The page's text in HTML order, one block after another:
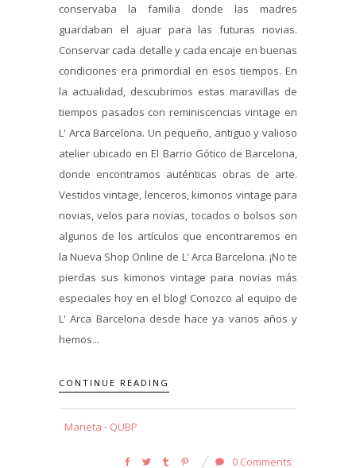
conservaba la familia donde las madres
guardaban el ajuar para las futuras novias.
Conservar cada detalle y cada encaje en buenas
condiciones era primordial en esos tiempos. En
la actualidad, descubrimos estas maravillas de
tiempos pasados con reminiscencias vintage en
L' Arca Barcelona. Un pequeño, antiguo y valioso
atelier ubicado en El Barrio Gótico de Barcelona,
donde encontramos auténticas obras de arte.
Vestidos vintage, lenceros, kimonos vintage para
novias, velos para novias, tocados o bolsos son
algunos de los artículos que encontraremos en
la Nueva Shop Online de L' Arca Barcelona. ¡No te
pierdas sus kimonos vintage para novias más
especiales hoy en el blog! Conozco al equipo de
L' Arca Barcelona desde hace ya varios años y
hemos...
CONTINUE READING
Marieta - QUBP
0 Comments